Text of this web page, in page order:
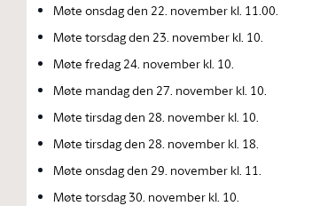
Møte onsdag den 22. november kl. 11.00.
Møte torsdag den 23. november kl. 10.
Møte fredag 24. november kl. 10.
Møte mandag den 27. november kl. 10.
Møte tirsdag den 28. november kl. 10.
Møte tirsdag den 28. november kl. 18.
Møte onsdag den 29. november kl. 11.
Møte torsdag 30. november kl. 10.